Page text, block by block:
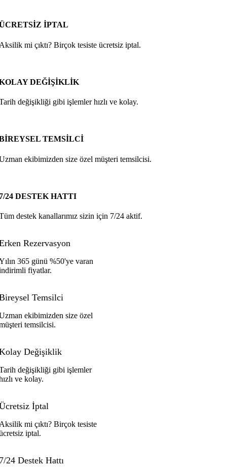
İPTAL
mi çıktı? Birçok tesiste ücretsiz iptal.
DEĞİŞİKLİK
değişikliği gibi işlemler hızlı ve kolay.
TEMSİLCİ
ekibimizden size özel müşteri temsilcisi.
24 DESTEK HATTI
destek kanallarımız sizin için 7/24 aktif.
Rezervasyon
365 günü %50'ye varan
fiyatlar.
Temsilci
ekibimizden size özel
temsilcisi.
Değişiklik
değişikliği gibi işlemler
ve kolay.
İptal
mi çıktı? Birçok tesiste
iptal.
24 Destek Hattı